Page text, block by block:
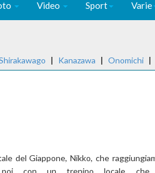
Video Sport Varie
| Kanazawa | Onomichi |
del Giappone, Nikko, che
con un trenino locale che